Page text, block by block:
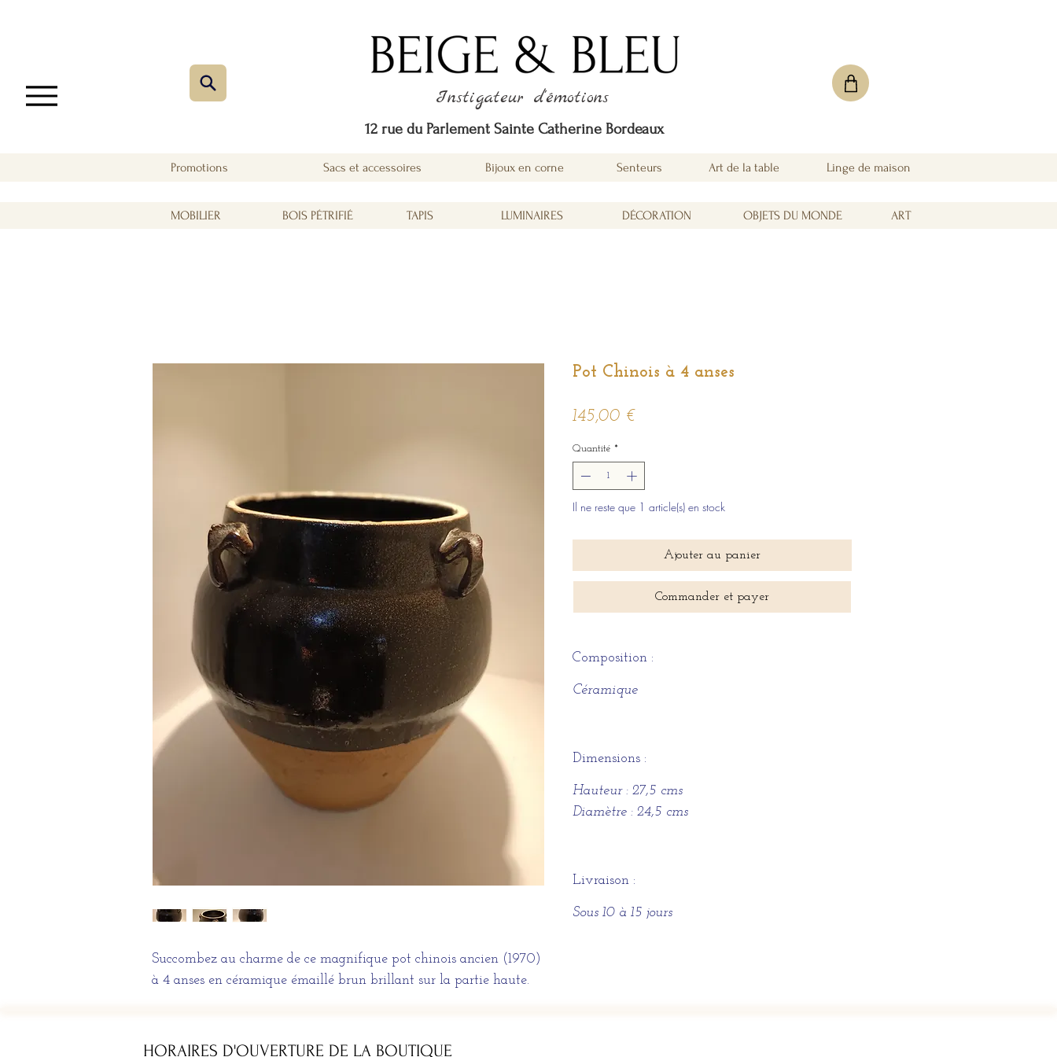
Instigateur d'émotions
12 rue du Parlement Sainte Catherine Bordeaux
Promotions Sacs et accessoires Bijoux en corne Senteurs Art de la table Linge de maison
MOBILIER BOIS PÉTRIFIÉ TAPIS LUMINAIRES DÉCORATION OBJETS DU MONDE ART
Succombez au charme de ce magnifique pot chinois ancien (1970)
à 4 anses en céramique émaillé brun brillant sur la partie haute.
Pot Chinois à 4 anses
145,00 €Prix
Quantité *
Il ne reste que 1 article(s) en stock
Ajouter au panier
Commander et payer
Composition :
Céramique
Dimensions :
Hauteur : 27,5 cms
Diamètre : 24,5 cms
Livraison :
Sous 10 à 15 jours
HORAIRES D'OUVERTURE DE LA BOUTIQUE